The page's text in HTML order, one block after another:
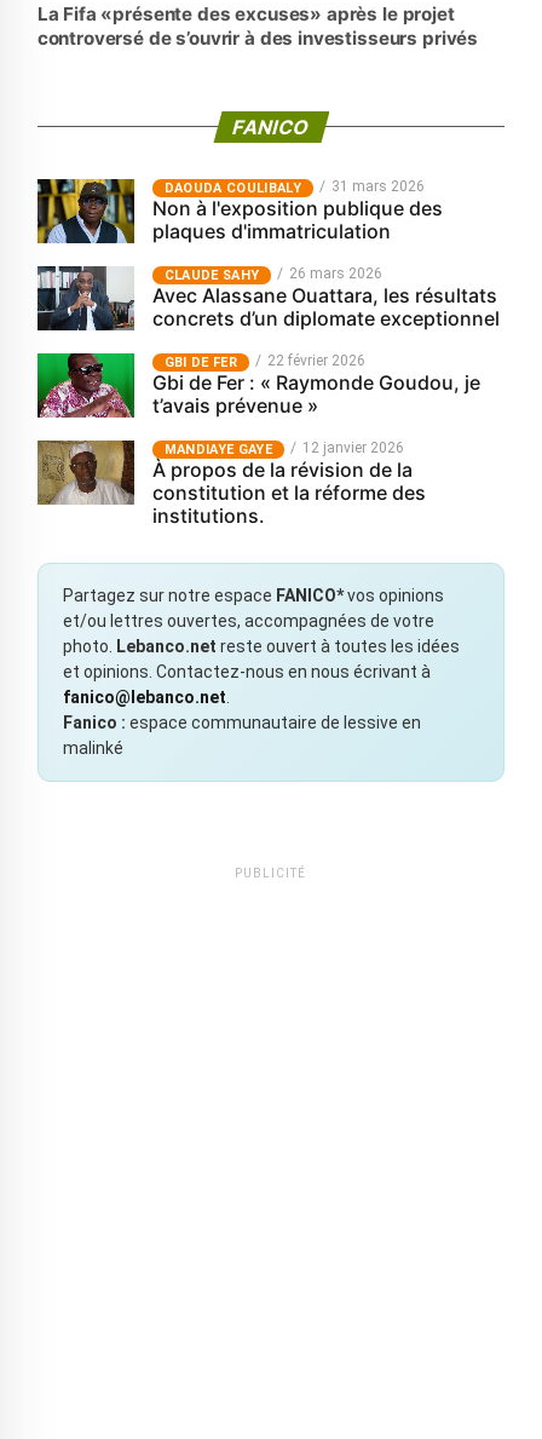
La Fifa «présente des excuses» après le projet
controversé de s’ouvrir à des investisseurs privés
FANICO
‎DAOUDA COULIBALY 31 mars 2026
Non à l'exposition publique des
plaques d'immatriculation
CLAUDE SAHY 26 mars 2026
Avec Alassane Ouattara, les résultats
concrets d’un diplomate exceptionnel
GBI DE FER 22 février 2026
Gbi de Fer : « Raymonde Goudou, je
t’avais prévenue »
MANDIAYE GAYE 12 janvier 2026
À propos de la révision de la
constitution et la réforme des
institutions.
Partagez sur notre espace FANICO*vos opinions
et/ou lettres ouvertes, accompagnées de votre
photo.
Lebanco.net reste ouvert à toutes les idées
et opinions. Contactez-nous en nous écrivant à
fanico@lebanco.net
Fanico : espace communautaire de lessive en
malinké
PUBLICITÉ